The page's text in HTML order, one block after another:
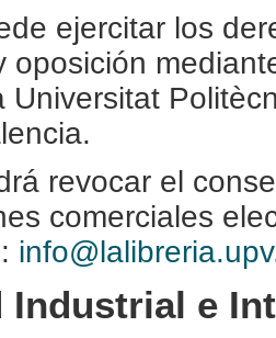
ejercitar los
oposición
Universitat
revocar el
comerciales
Industrial e